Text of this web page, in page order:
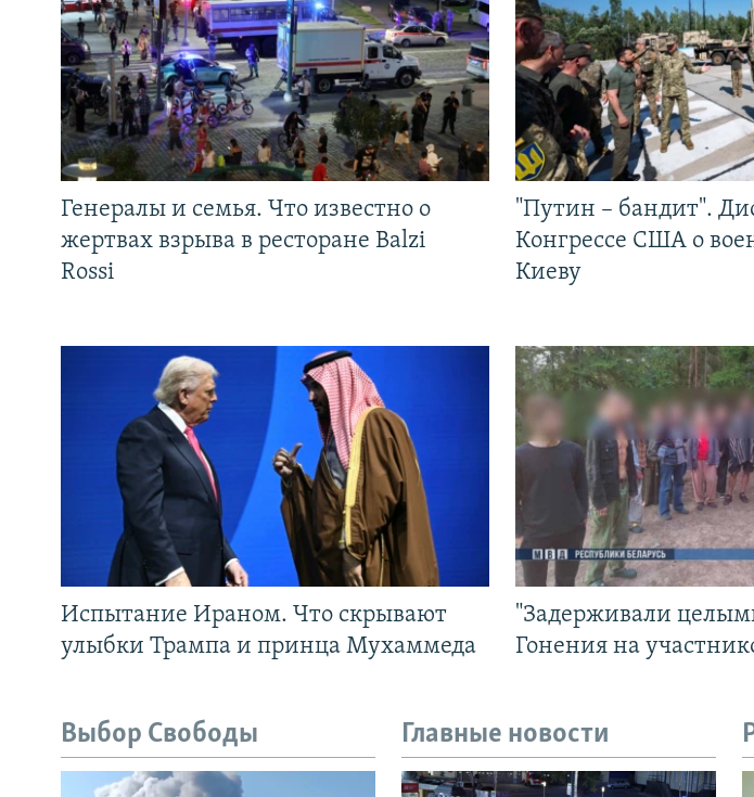
Генералы и семья. Что известно о
жертвах взрыва в ресторане Balzi
Rossi
"Путин – бандит".
Конгрессе США о
Киеву
Испытание Ираном. Что скрывают
улыбки Трампа и принца Мухаммеда
"Задерживали
Гонения на
Выбор Свободы Главные новости